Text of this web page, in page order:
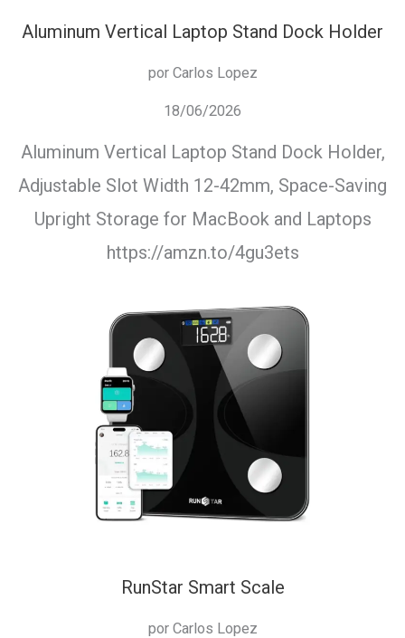
Aluminum Vertical Laptop Stand Dock Holder
por Carlos Lopez
18/06/2026
Aluminum Vertical Laptop Stand Dock Holder,
Adjustable Slot Width 12-42mm, Space-Saving
Upright Storage for MacBook and Laptops
https://amzn.to/4gu3ets
RunStar Smart Scale
por Carlos Lopez